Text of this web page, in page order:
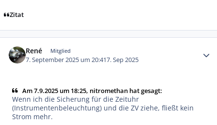
Zitat
René Mitglied
7. September 2025 um 20:417. Sep 2025
Am 7.9.2025 um 18:25, nitromethan hat gesagt:
Wenn ich die Sicherung für die Zeituhr
(Instrumentenbeleuchtung) und die ZV ziehe, fließt kein
Strom mehr.